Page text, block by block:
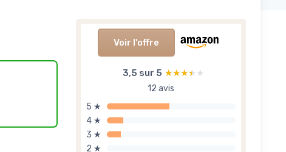
Voir l'offre
3,5 sur 5 ★★★★★
★★★★★
12 avis
5 ★
4 ★
3 ★
2 ★